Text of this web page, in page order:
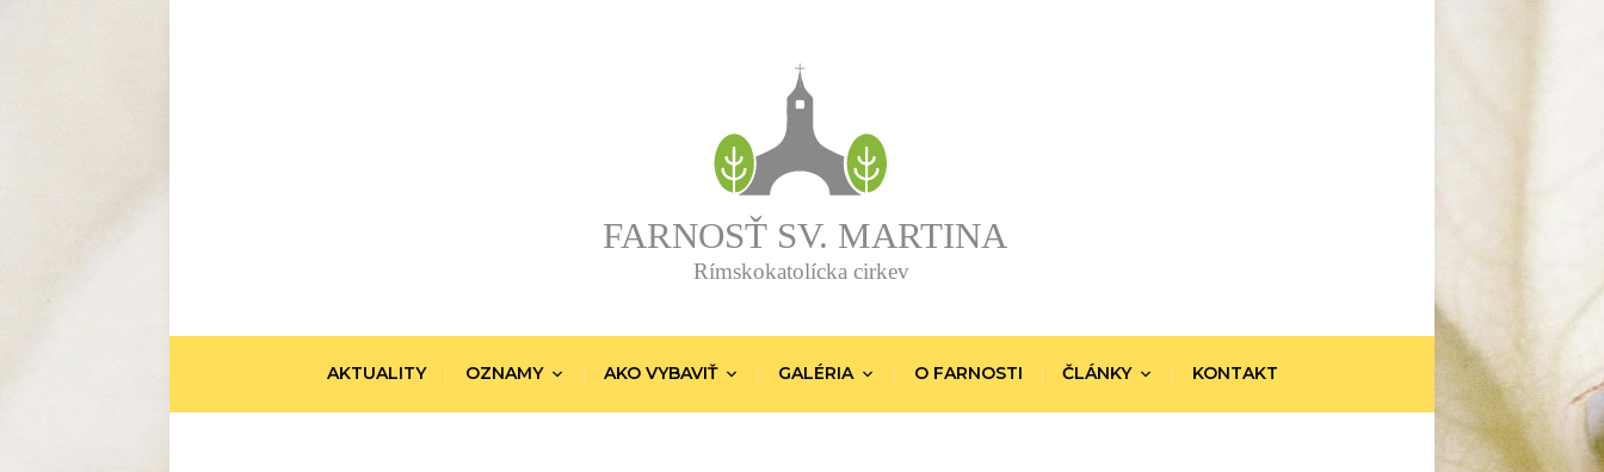
AKTUALITY OZNAMY AKO VYBAVIŤ GALÉRIA O FARNOSTI ČLÁNKY KONTAKT